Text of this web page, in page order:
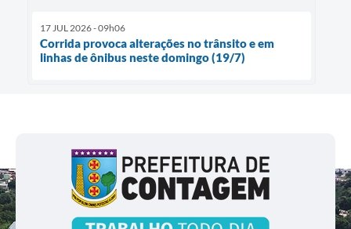
17 JUL 2026 - 09h06
Corrida provoca alterações no trânsito e em
linhas de ônibus neste domingo (19/7)